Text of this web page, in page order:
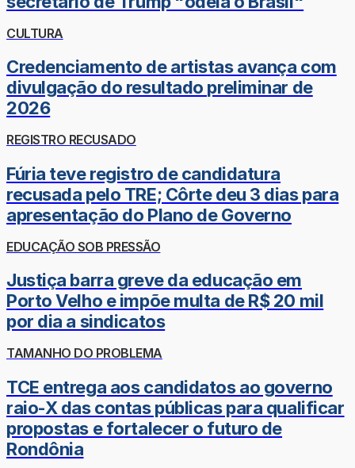
CULTURA
Credenciamento de artistas avança com
divulgação do resultado preliminar de
2026
REGISTRO RECUSADO
Fúria teve registro de candidatura
recusada pelo TRE; Côrte deu 3 dias para
apresentação do Plano de Governo
EDUCAÇÃO SOB PRESSÃO
Justiça barra greve da educação em
Porto Velho e impõe multa de R$ 20 mil
por dia a sindicatos
TAMANHO DO PROBLEMA
TCE entrega aos candidatos ao governo
raio-X das contas públicas para qualificar
propostas e fortalecer o futuro de
Rondônia